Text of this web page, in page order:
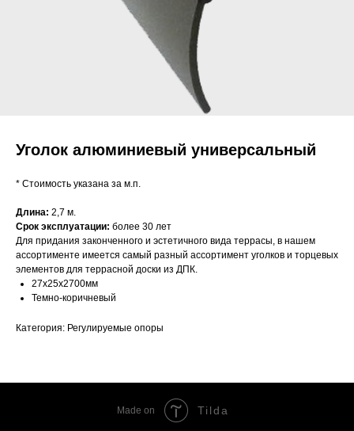
Уголок алюминиевый универсальный
* Стоимость указана за м.п.
Длина: 2,7 м.
Срок эксплуатации: более 30 лет
Для придания законченного и эстетичного вида террасы, в нашем
ассортименте имеется самый разный ассортимент уголков и торцевых
элементов для террасной доски из ДПК.
27х25х2700мм
Темно-коричневый
Категория: Регулируемые опоры
Made on Tilda